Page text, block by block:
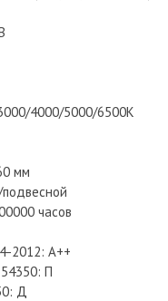
4000/5000/6500К
мм
часов
2012: A++
П
Д